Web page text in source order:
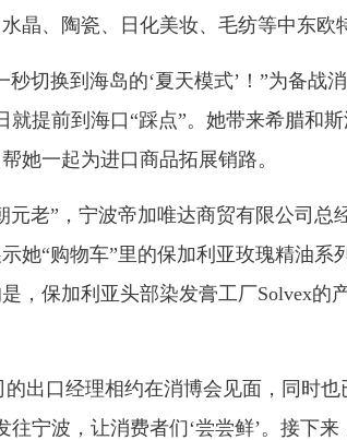
晶、陶瓷、日化美妆、毛纺等中东欧
秒切换到海岛的‘夏天模式’！”为备战
就提前到海口“踩点”。她带来希腊和
她一起为进口商品拓展销路。
元老”，宁波帝加唯达商贸有限公司总
她“购物车”里的保加利亚玫瑰精油系
，保加利亚头部染发膏工厂Solvex的
的出口经理相约在消博会见面，同时
往宁波，让消费者们‘尝尝鲜’。接下